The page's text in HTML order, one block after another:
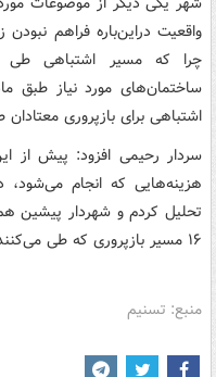
واقعیت دراین‌باره فراهم
چرا که مسیر اشتباهی طی
اشتباهی برای بازپروری
سردار رحیمی افزود: پیش از
هزینه‌هایی که انجام می‌شود،
۱۶ مسیر بازپروری که طی می‌کنند اشتباه است.
منبع: تسنیم